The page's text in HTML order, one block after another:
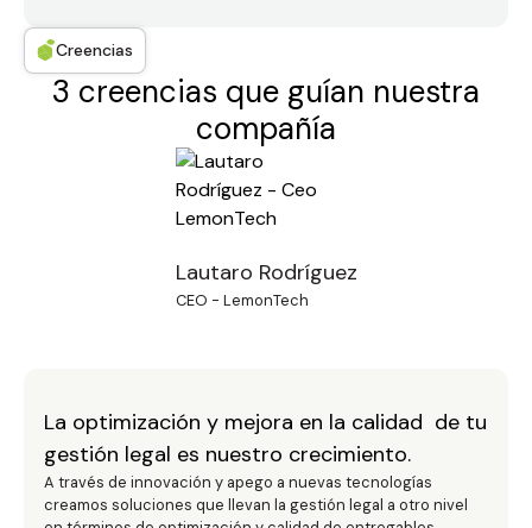
Creencias
3 creencias que guían nuestra
compañía
Lautaro Rodríguez
CEO - LemonTech
La optimización y mejora en la calidad de tu
gestión legal es nuestro crecimiento.
A través de innovación y apego a nuevas tecnologías
creamos soluciones que llevan la gestión legal a otro nivel